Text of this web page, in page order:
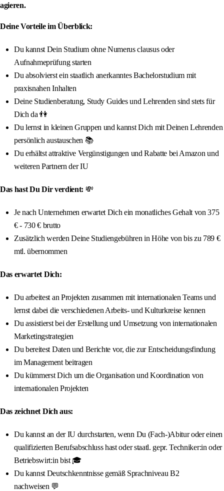
agieren.
Deine Vorteile im Überblick:
Du kannst Dein Studium ohne Numerus clausus oder
Aufnahmeprüfung starten
Du absolvierst ein staatlich anerkanntes Bachelorstudium mit
praxisnahen Inhalten
Deine Studienberatung, Study Guides und Lehrenden sind stets für
Dich da 👫
Du lernst in kleinen Gruppen und kannst Dich mit Deinen Lehrenden
persönlich austauschen 📚
Du erhältst attraktive Vergünstigungen und Rabatte bei Amazon und
weiteren Partnern der IU
Das hast Du Dir verdient: 💸
Je nach Unternehmen erwartet Dich ein monatliches Gehalt von 375
€ - 730 € brutto
Zusätzlich werden Deine Studiengebühren in Höhe von bis zu 789 €
mtl. übernommen
Das erwartet Dich:
Du arbeitest an Projekten zusammen mit internationalen Teams und
lernst dabei die verschiedenen Arbeits- und Kulturkreise kennen
Du assistierst bei der Erstellung und Umsetzung von internationalen
Marketingstrategien
Du bereitest Daten und Berichte vor, die zur Entscheidungsfindung
im Management beitragen
Du kümmerst Dich um die Organisation und Koordination von
internationalen Projekten
Das zeichnet Dich aus:
Du kannst an der IU durchstarten, wenn Du (Fach-)Abitur oder einen
qualifizierten Berufsabschluss hast oder staatl. gepr. Techniker:in oder
Betriebswirt:in bist 🎓
Du kannst Deutschkenntnisse gemäß Sprachniveau B2
nachweisen 💬